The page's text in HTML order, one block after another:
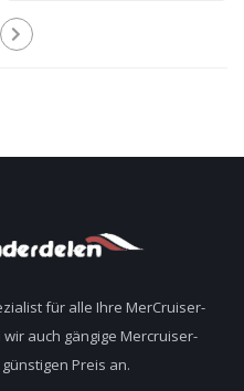
für alle Ihre MerCruiser-
auch gängige Mercruiser-
Preis an.